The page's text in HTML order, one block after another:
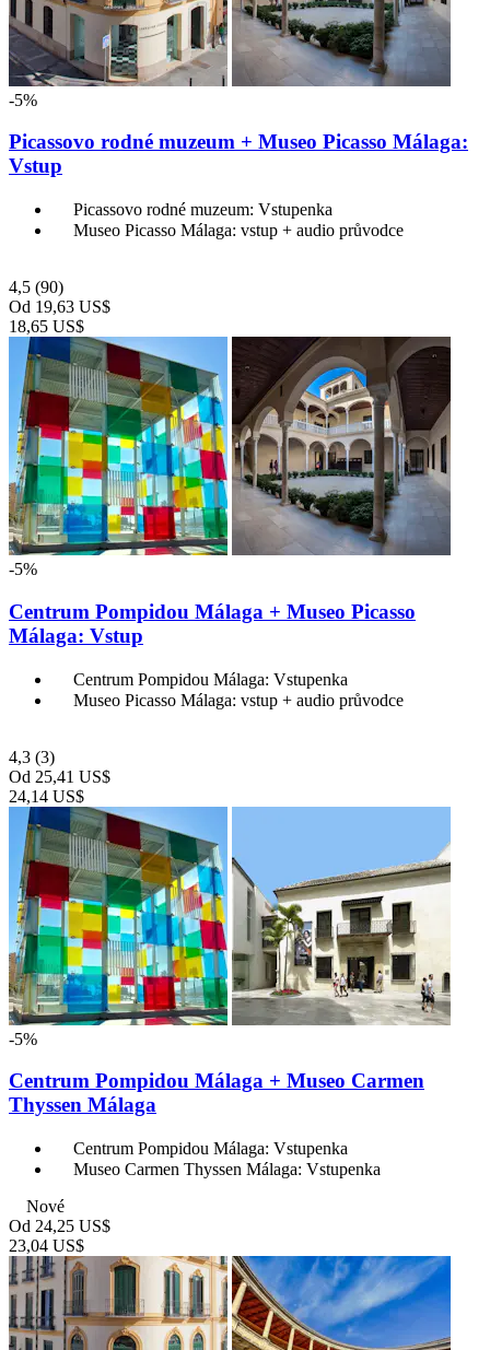
-5%
Picassovo rodné muzeum + Museo Picasso Málaga:
Vstup
Picassovo rodné muzeum: Vstupenka
Museo Picasso Málaga: vstup + audio průvodce
4,5 (90)
Od 19,63 US$
18,65 US$
-5%
Centrum Pompidou Málaga + Museo Picasso
Málaga: Vstup
Centrum Pompidou Málaga: Vstupenka
Museo Picasso Málaga: vstup + audio průvodce
4,3 (3)
Od 25,41 US$
24,14 US$
-5%
Centrum Pompidou Málaga + Museo Carmen
Thyssen Málaga
Centrum Pompidou Málaga: Vstupenka
Museo Carmen Thyssen Málaga: Vstupenka
Nové
Od 24,25 US$
23,04 US$